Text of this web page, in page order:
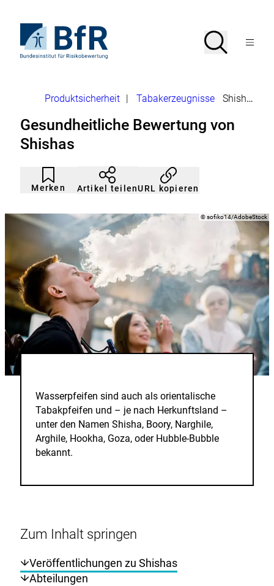
Seiteninhalt
springenStartseite
von
Suche
SucheMenü
Brotkrumennavigation
Produktsicherheit Tabakerzeugnisse Shishas
Gesundheitliche Bewertung von
Shishas
Merken
Artikel
nicht
gemerkt
Durch
Klicken
der
hinzufügen.
Artikel teilenURL kopieren
©Copyright
sofiko14/AdobeStock
Wasserpfeifen sind auch als orientalische
Tabakpfeifen und – je nach Herkunftsland –
unter den Namen Shisha, Boory, Narghile,
Arghile, Hookha, Goza, oder Hubble-Bubble
bekannt.
Zum Inhalt springen
Veröffentlichungen zu Shishas
Abteilungen